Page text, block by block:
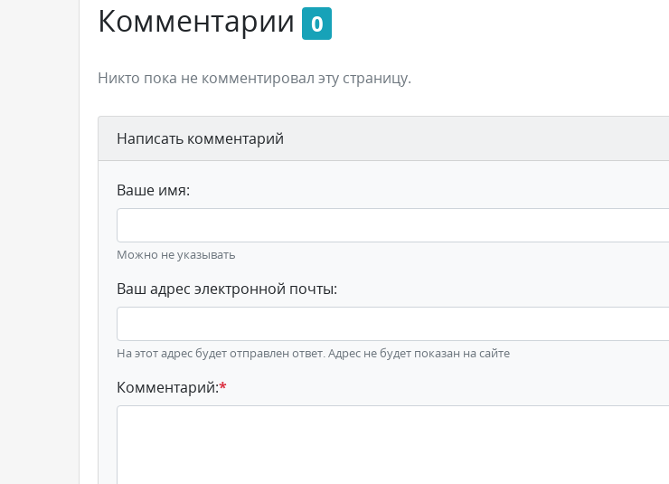
Комментарии 0
Никто пока не комментировал эту страницу.
Написать комментарий
Ваше имя:
Можно не указывать
Ваш адрес электронной почты:
На этот адрес будет отправлен ответ. Адрес не будет показан на сайте
Комментарий:*